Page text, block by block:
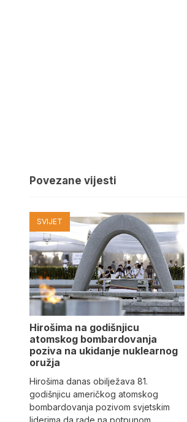
Povezane vijesti
SVIJET
Hirošima na godišnjicu
atomskog bombardovanja
poziva na ukidanje nuklearnog
oružja
Hirošima danas obilježava 81.
godišnjicu američkog atomskog
bombardovanja pozivom svjetskim